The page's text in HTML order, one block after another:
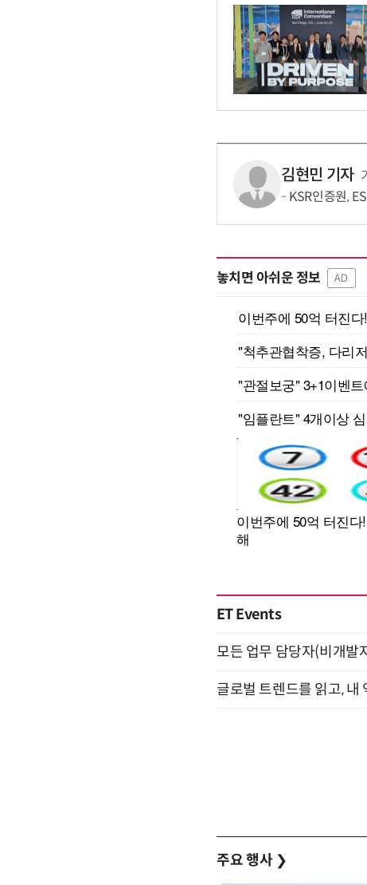
김현민 기자
KSR인증원,
놓치면 아쉬운 정보 AD
ET Events
모든 업무 담당자(비개발
글로벌 트렌드를 읽고,
주요 행사 ❯